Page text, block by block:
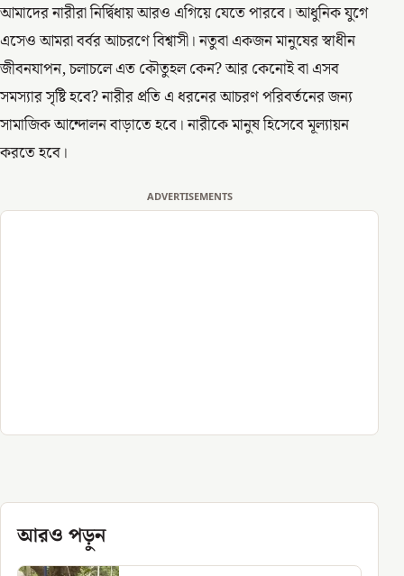
আমাদের নারীরা নির্দ্বিধায় আরও এগিয়ে যেতে পারবে। আধুনিক যুগে
এসেও আমরা বর্বর আচরণে বিশ্বাসী। নতুবা একজন মানুষের স্বাধীন
জীবনযাপন, চলাচলে এত কৌতুহল কেন? আর কেনোই বা এসব
সমস্যার সৃষ্টি হবে? নারীর প্রতি এ ধরনের আচরণ পরিবর্তনের জন্য
সামাজিক আন্দোলন বাড়াতে হবে। নারীকে মানুষ হিসেবে মূল্যায়ন
করতে হবে।
ADVERTISEMENTS
আরও পড়ুন